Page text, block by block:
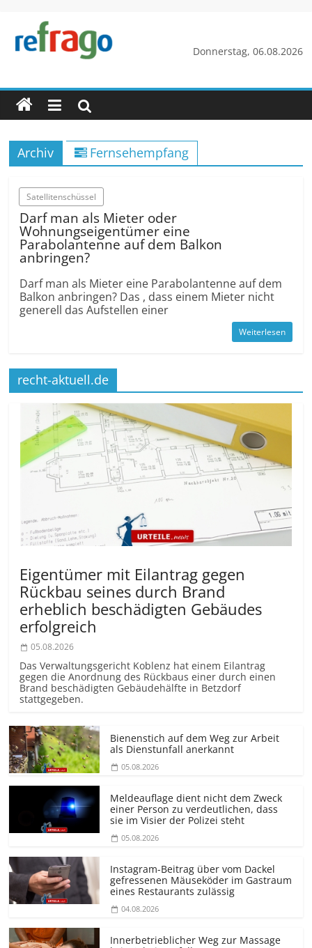
springen
Donnerstag, 06.08.2026
refrago
Rechtsfragen
online
verständlich
erklärt
Archiv Fernsehempfang
Satellitenschüssel
Darf man als Mieter oder
Wohnungseigentümer eine
Parabolantenne auf dem Balkon
anbringen?
Darf man als Mieter eine Parabolantenne auf dem
Balkon anbringen? Das , dass einem Mieter nicht
generell das Aufstellen einer
Weiterlesen
recht-aktuell.de
Eigentümer mit Eilantrag gegen
Rückbau seines durch Brand
erheblich beschädigten Gebäudes
erfolgreich
05.08.2026
Das Verwaltungsgericht Koblenz hat einem Eilantrag
gegen die Anordnung des Rückbaus einer durch einen
Brand beschädigten Gebäudehälfte in Betzdorf
stattgegeben.
Bienenstich auf dem Weg zur Arbeit
als Dienstunfall anerkannt
05.08.2026
Meldeauflage dient nicht dem Zweck
einer Person zu verdeutlichen, dass
sie im Visier der Polizei steht
05.08.2026
Instagram-Beitrag über vom Dackel
gefressenen Mäuseköder im Gastraum
eines Restaurants zulässig
04.08.2026
Innerbetrieblicher Weg zur Massage